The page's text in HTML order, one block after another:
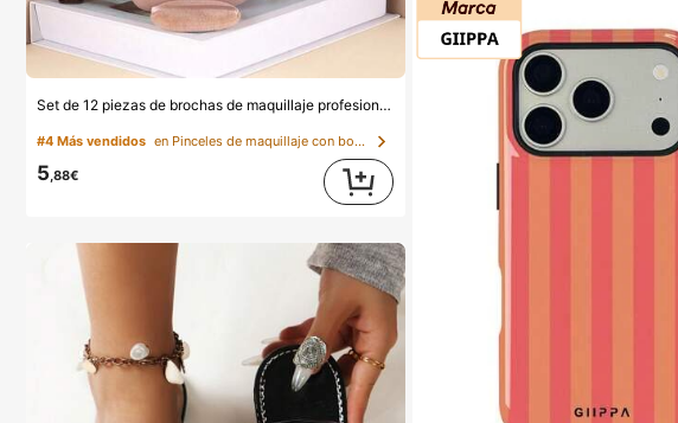
Set de 12 piezas de brochas de maquillaje profesional, mangos ergonómicos y cerdas suaves, adecuado para rubor, polvo, corrector, sombra de ojos, base de maquillaje, portátil para viajes, regalo ideal para mujeres, estético
#4 Más vendidos en Pinceles de maquillaje con bolsa Juegos De Pinc
5,88€